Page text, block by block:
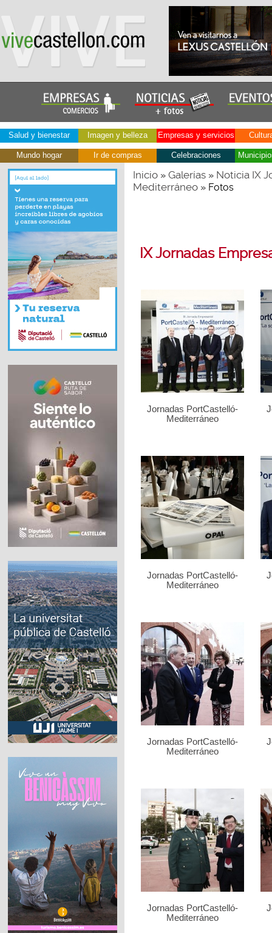
Salud y bienestar Imagen y belleza Empresas y servicios
Mundo hogar Ir de compras Celebraciones
Inicio» Galerías» Noticia IX
Mediterráneo» Fotos
IX Jornadas
Jornadas PortCastelló-
Mediterráneo
Jornadas PortCastelló-
Mediterráneo
Jornadas PortCastelló-
Mediterráneo
Jornadas PortCastelló-
Mediterráneo